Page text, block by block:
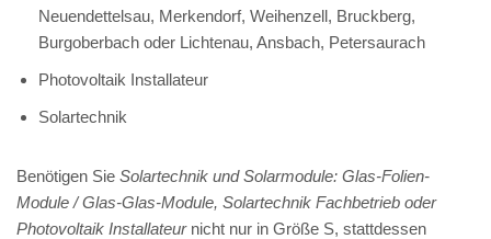
Neuendettelsau, Merkendorf, Weihenzell, Bruckberg,
Burgoberbach oder Lichtenau, Ansbach, Petersaurach
Photovoltaik Installateur
Solartechnik
Benötigen Sie Solartechnik und Solarmodule: Glas-Folien-
Module / Glas-Glas-Module, Solartechnik Fachbetrieb oder
Photovoltaik Installateurnicht nur in Größe S, stattdessen